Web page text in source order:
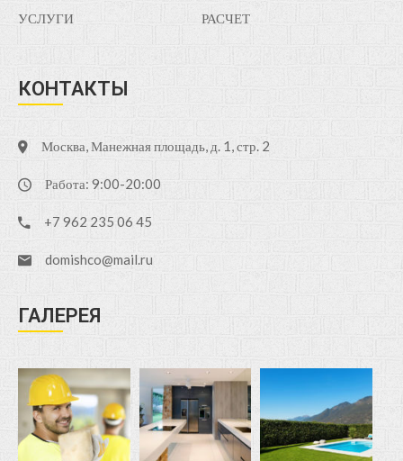
УСЛУГИ РАСЧЕТ
КОНТАКТЫ
Москва, Манежная площадь, д. 1, стр. 2
Работа: 9:00-20:00
+7 962 235 06 45
domishco@mail.ru
ГАЛЕРЕЯ